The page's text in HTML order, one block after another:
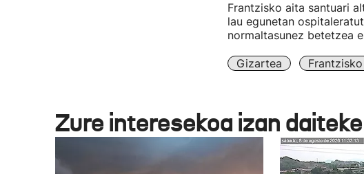
Frantzisko aita santuari
lau egunetan
normaltasunez betetzea
Gizartea
Zure interesekoa izan daiteke